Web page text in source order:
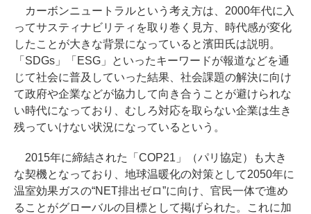
カーボンニュートラルという考え方は、2000年代に入
ってサスティナビリティを取り巻く見方、時代感が変化
したことが大きな背景になっていると濱田氏は説明。
「SDGs」「ESG」といったキーワードが報道などを通
じて社会に普及していった結果、社会課題の解決に向け
て政府や企業などが協力して向き合うことが避けられな
い時代になっており、むしろ対応を取らない企業は生き
残っていけない状況になっているという。
2015年に締結された「COP21」（パリ協定）も大き
な契機となっており、地球温暖化の対策として2050年に
温室効果ガスの“NET排出ゼロ”に向け、官民一体で進め
ることがグローバルの目標として掲げられた。これに加